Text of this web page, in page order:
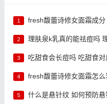
1 fresh馥蕾诗修女面霜成
2 理肤泉k乳真的能祛痘吗
3 吃甜食会长痘吗 吃甜食
4 fresh馥蕾诗修女面霜怎
5 什么是悬针纹 如何预防